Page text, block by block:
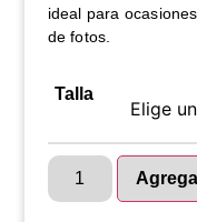
ideal para
de fotos.
Talla